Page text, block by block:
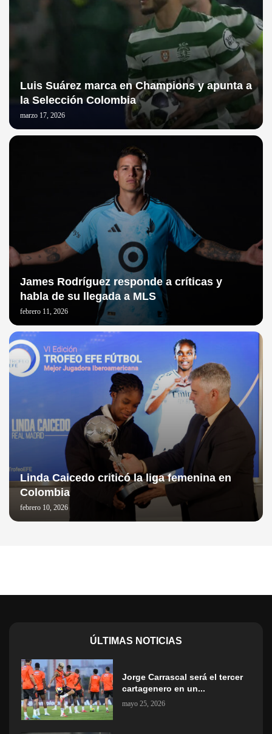
Luis Suárez marca en Champions y apunta a
la Selección Colombia
marzo 17, 2026
James Rodríguez responde a críticas y
habla de su llegada a MLS
febrero 11, 2026
Linda Caicedo criticó la liga femenina en
Colombia
febrero 10, 2026
ÚLTIMAS NOTICIAS
Jorge Carrascal será el tercer
cartagenero en un...
mayo 25, 2026